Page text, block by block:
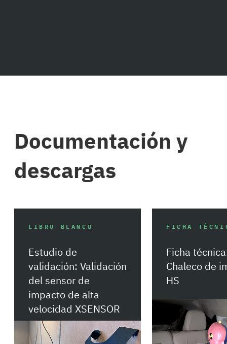
Documentación y
descargas
LIBRO BLANCO
Estudio de
validación: Validación
del sensor de
impacto de alta
velocidad XSENSOR
Descargar
FICHA
Ficha
Chaleco de
HS
Descargar